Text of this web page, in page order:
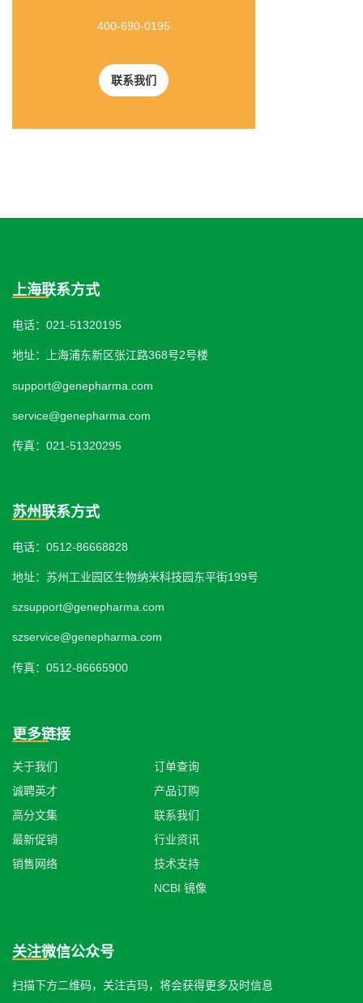
400-690-0195
联系我们
上海联系方式
电话：021-51320195
地址：上海浦东新区张江路368号2号楼
support@genepharma.com
service@genepharma.com
传真：021-51320295
苏州联系方式
电话：0512-86668828
地址：苏州工业园区生物纳米科技园东平街199号
szsupport@genepharma.com
szservice@genepharma.com
传真：0512-86665900
更多链接
关于我们
诚聘英才
高分文集
最新促销
销售网络
订单查询
产品订购
联系我们
行业资讯
技术支持
NCBI 镜像
关注微信公众号
扫描下方二维码，关注吉玛，将会获得更多及时信息